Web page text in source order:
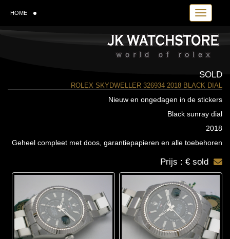
Toggle
HOME
SOLD
ROLEX SKYDWELLER 326934 2018 BLACK DIAL
Nieuw en ongedagen in de stickers
Black sunray dial
2018
Geheel compleet met doos, garantiepapieren en alle toebehoren
Prijs : € sold